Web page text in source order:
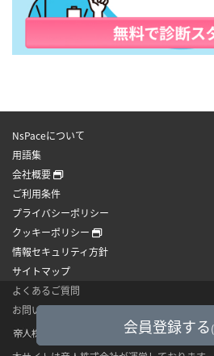
会員登録する
NsPaceについて
用語集
会社概要
ご利用条件
プライバシーポリシー
クッキーポリシー
情報セキュリティ方針
サイトマップ
よくあるご質問
お問い合わせ